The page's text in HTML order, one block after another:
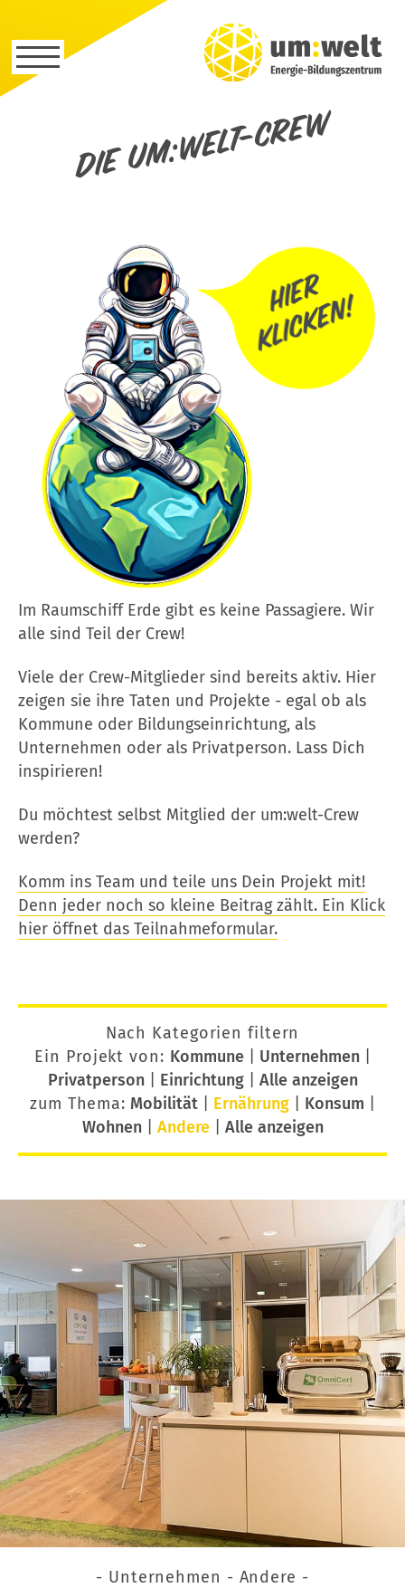
Die um:welt-Crew
Im Raumschiff Erde gibt es keine Passagiere. Wir
alle sind Teil der Crew!
Viele der Crew-Mitglieder sind bereits aktiv. Hier
zeigen sie ihre Taten und Projekte - egal ob als
Kommune oder Bildungseinrichtung, als
Unternehmen oder als Privatperson. Lass Dich
inspirieren!
Du möchtest selbst Mitglied der um:welt-Crew
werden?
Komm ins Team und teile uns Dein Projekt mit!
Denn jeder noch so kleine Beitrag zählt. Ein Klick
hier öffnet das Teilnahmeformular.
Nach Kategorien filtern
Ein Projekt von: Kommune| Unternehmen|
Privatperson| Einrichtung| Alle anzeigen
zum Thema: Mobilität Ernährung Konsum
Wohnen| Andere| Alle anzeigen
- Unternehmen - Andere -